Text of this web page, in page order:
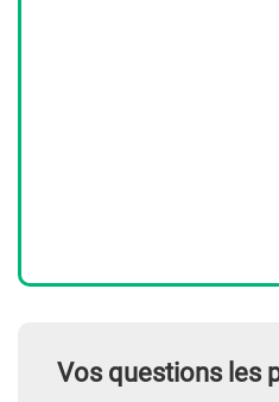
Vos questions les